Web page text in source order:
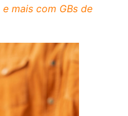
e mais com GBs de